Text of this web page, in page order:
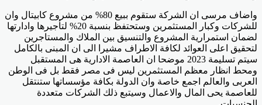
واضاف مرسى ان الشركة ستقوم ببيع 80% من مشروع كابيتال وان
للشركات وكبار المستثمرين وستحتفظ بنسبة 20% لتأجيرها وادارتها
لضمان استمرارية المشروع والتنسيق بين الملاك والمستاجرين
لتحقيق اعلى العوائد لكافة الاطراف مشيرا الى ان المبنى بالكامل
سيتم تسليمة 2023 موضحا ان العاصمة الادارية هى المستقبل
ومحط انظار معظم المستثمرين ليس فى مصر فقط بل فى الوطن
العربى والعالم اجمع خاصة وان الدولة بكافة مؤسساتها ستنتقل
للعاصمة يحى المال والاعمال وسيتبع ذلك الشركات متعددة